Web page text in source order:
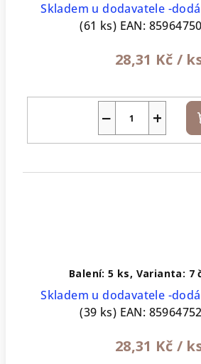
Skladem u dodavatele -
(61 ks) EAN:
28,31 Kč /
+
−
Balení: 5 ks, Varianta: 7
Skladem u dodavatele -
(39 ks) EAN:
28,31 Kč /